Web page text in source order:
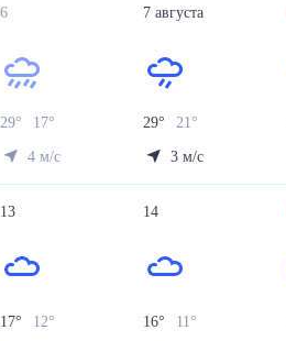
6
29° 17°
4 м/с
7 августа
29° 21°
3 м/с
13
17° 12°
14
16° 11°